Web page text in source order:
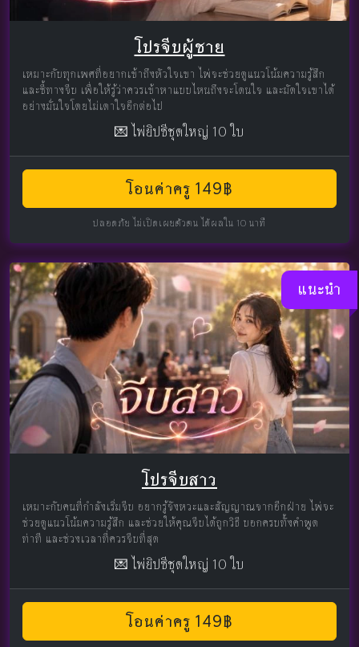
โปรจีบผู้ชาย
เหมาะกับทุกเพศที่อยากเข้าถึงหัวใจเขา ไพ่จะช่วยดูแนวโน้มความรู้สึก
และชี้ทางจีบ เพื่อให้รู้ว่าควรเข้าหาแบบไหนถึงจะโดนใจ และมัดใจเขาได้
อย่างมั่นใจโดยไม่เดาใจอีกต่อไป
💌 ไพ่ยิปซีชุดใหญ่ 10 ใบ
โอนค่าครู 149฿
ปลอดภัย ไม่เปิดเผยตัวตน ได้ผลใน 10 นาที
แนะนำ
โปรจีบสาว
เหมาะกับคนที่กำลังเริ่มจีบ อยากรู้จังหวะและสัญญาณจากอีกฝ่าย ไพ่จะ
ช่วยดูแนวโน้มความรู้สึก และช่วยให้คุณจีบได้ถูกวิธี บอกครบทั้งคำพูด
ท่าที และช่วงเวลาที่ควรจีบที่สุด
💌 ไพ่ยิปซีชุดใหญ่ 10 ใบ
โอนค่าครู 149฿